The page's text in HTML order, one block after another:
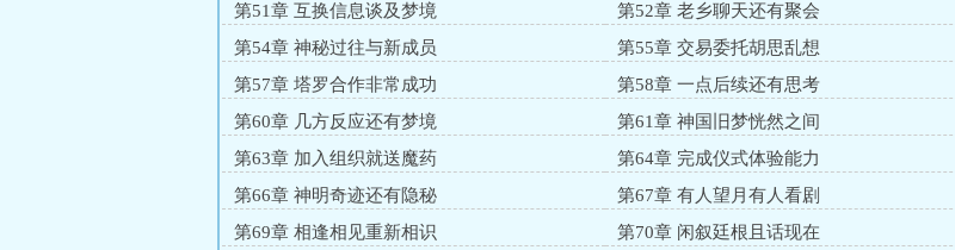
第51章 互换信息谈及梦境
第52章 老乡聊天还有聚会
第54章 神秘过往与新成员
第55章 交易委托胡思乱想
第57章 塔罗合作非常成功
第58章 一点后续还有思考
第60章 几方反应还有梦境
第61章 神国旧梦恍然之间
第63章 加入组织就送魔药
第64章 完成仪式体验能力
第66章 神明奇迹还有隐秘
第67章 有人望月有人看剧
第69章 相逢相见重新相识
第70章 闲叙廷根且话现在